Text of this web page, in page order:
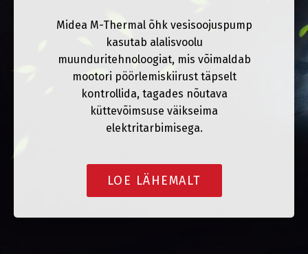
Midea M-Thermal õhk vesisoojuspump
kasutab alalisvoolu
muunduritehnoloogiat, mis võimaldab
mootori pöörlemiskiirust täpselt
kontrollida, tagades nõutava
küttevõimsuse väikseima
elektritarbimisega.
LOE LÄHEMALT